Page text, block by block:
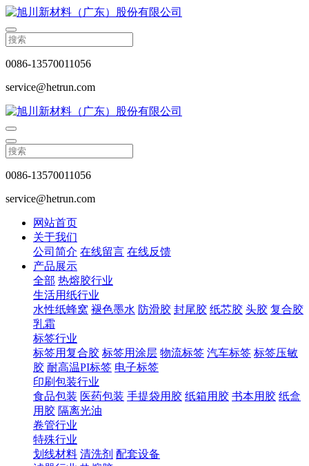
0086-13570011056
service@hetrun.com
0086-13570011056
service@hetrun.com
网站首页
关于我们
公司简介 在线留言 在线反馈
产品展示
全部 热熔胶行业
生活用纸行业
水性纸蜂窝 褪色墨水 防滑胶 封尾胶 纸芯胶 头胶 复合胶
乳霜
标签行业
标签用复合胶 标签用涂层 物流标签 汽车标签 标签压敏
胶 耐高温PI标签 电子标签
印刷包装行业
食品包装 医药包装 手提袋用胶 纸箱用胶 书本用胶 纸盒
用胶 隔离光油
卷管行业
特殊行业
划线材料 清洗剂 配套设备